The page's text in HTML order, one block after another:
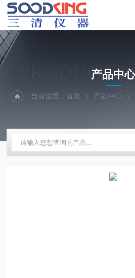
产品中心
当前位置：首页 产品中心